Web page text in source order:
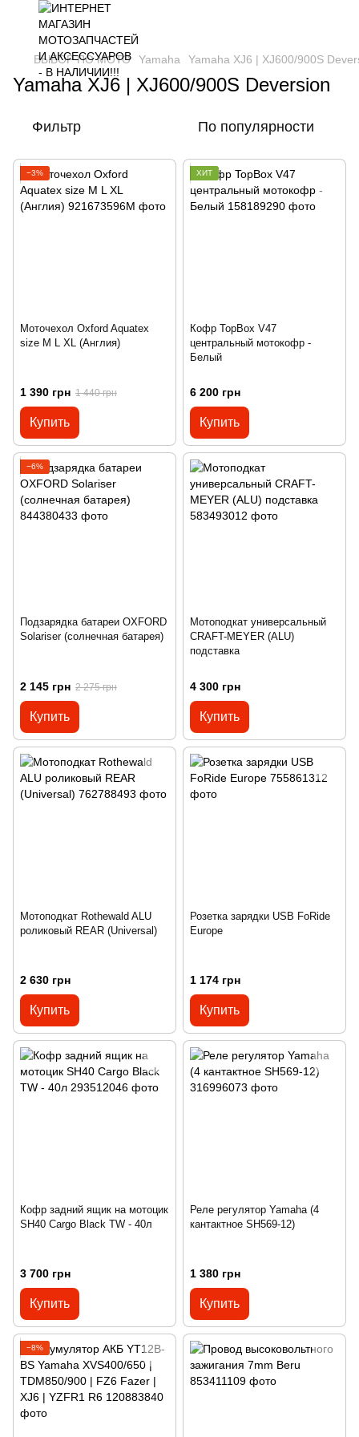
ВЫБОР ПО МОТО Yamaha Yamaha XJ6 | XJ600/900S
Yamaha XJ6 | XJ600/900S Deversion
Фильтр По популярности
−3%
Моточехол Oxford Aquatex
size M L XL (Англия)
1 390 грн 1 440 грн
Купить
ХИТ
Кофр TopBox V47
центральный мотокофр -
Белый
6 200 грн
Купить
−6%
Подзарядка батареи OXFORD
Solariser (солнечная батарея)
2 145 грн 2 275 грн
Купить
Мотоподкат универсальный
CRAFT-MEYER (ALU)
подставка
4 300 грн
Купить
Мотоподкат Rothewald ALU
роликовый REAR (Universal)
2 630 грн
Купить
Розетка зарядки USB FoRide
Europe
1 174 грн
Купить
Кофр задний ящик на мотоцик
SH40 Cargo Black TW - 40л
3 700 грн
Купить
Реле регулятор Yamaha (4
кантактное SH569-12)
1 380 грн
Купить
−8%